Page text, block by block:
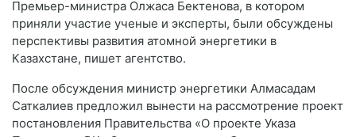
Премьер-министра Олжаса Бектенова, в котором
приняли участие ученые и эксперты, были обсуждены
перспективы развития атомной энергетики в
Казахстане, пишет агентство.
После обсуждения министр энергетики Алмасадам
Саткалиев предложил вынести на рассмотрение проект
постановления Правительства «О проекте Указа